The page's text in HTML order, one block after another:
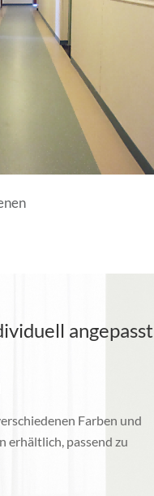
angepasst
Farben und
erhältlich, passend zu